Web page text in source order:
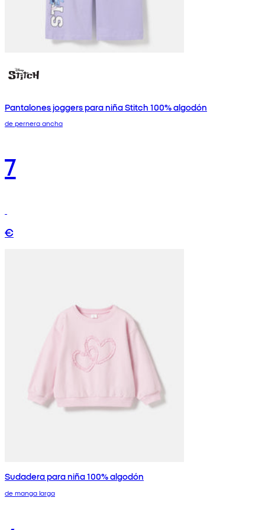
Pantalones joggers para niña Stitch 100% algodón
de pernera ancha
7
€
Sudadera para niña 100% algodón
de manga larga